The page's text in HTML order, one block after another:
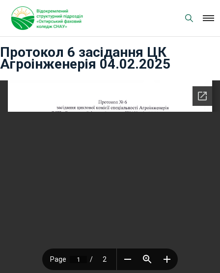
content
Протокол 6 засідання ЦК
Агроінженерія 04.02.2025